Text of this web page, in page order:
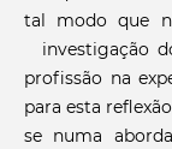
tal modo que
investigação
profissão na
para esta
se numa